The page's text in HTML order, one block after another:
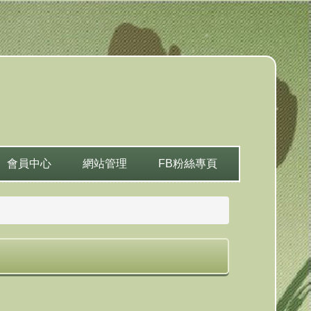
會員中心 網站管理 FB粉絲專頁